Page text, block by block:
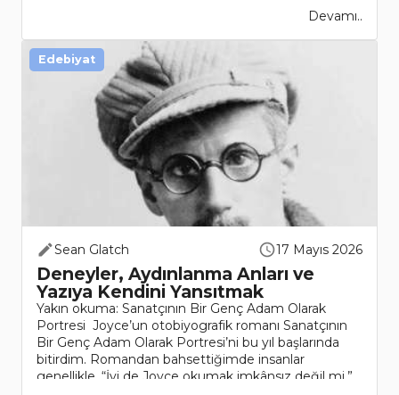
Devamı..
Sean Glatch 17 Mayıs 2026
Deneyler, Aydınlanma Anları ve
Yazıya Kendini Yansıtmak
Yakın okuma: Sanatçının Bir Genç Adam Olarak
Portresi Joyce’un otobiyografik romanı Sanatçının
Bir Genç Adam Olarak Portresi’ni bu yıl başlarında
bitirdim. Romandan bahsettiğimde insanlar
genellikle, “İyi de Joyce okumak imkânsız değil mi,”
Edebiyat